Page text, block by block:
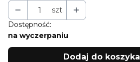
szt.
Dostępność:
na wyczerpaniu
Dodaj do koszyka